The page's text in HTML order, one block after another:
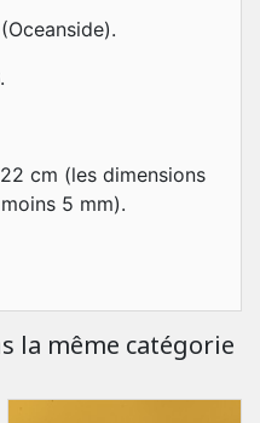
cm (les dimensions
5 mm).
la même catégorie